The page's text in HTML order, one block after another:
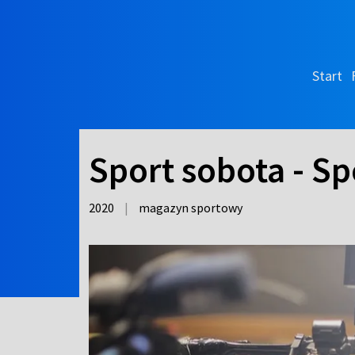
Start
Sport sobota -
2020 | magazyn sportowy